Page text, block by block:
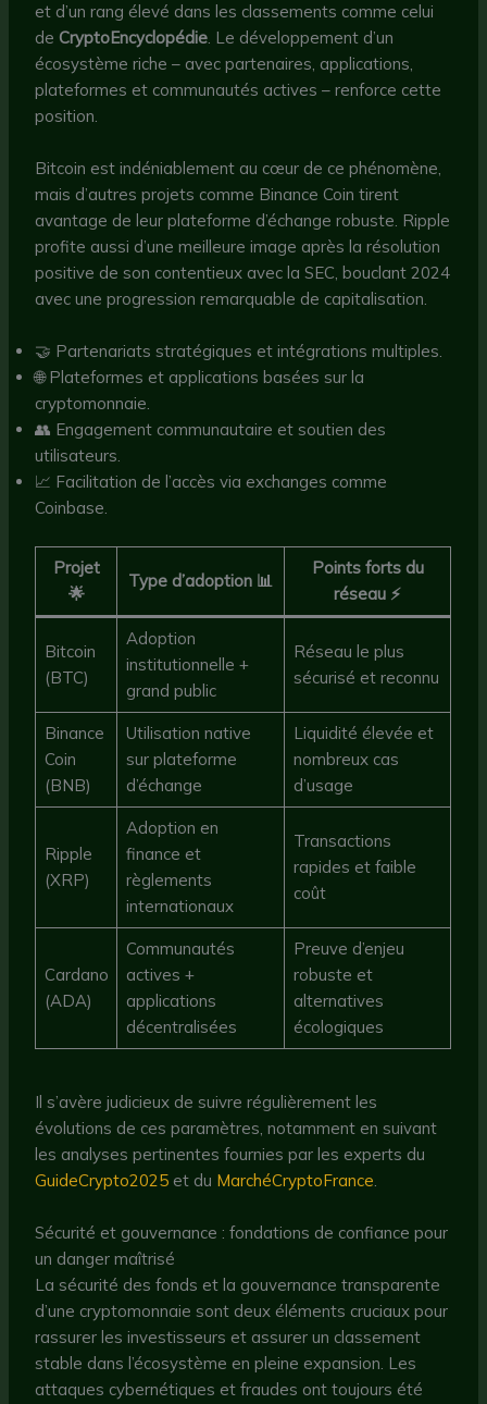
et d’un rang élevé dans les classements comme celui
de CryptoEncyclopédie. Le développement d’un
écosystème riche – avec partenaires, applications,
plateformes et communautés actives – renforce cette
position.
Bitcoin est indéniablement au cœur de ce phénomène,
mais d’autres projets comme Binance Coin tirent
avantage de leur plateforme d’échange robuste. Ripple
profite aussi d’une meilleure image après la résolution
positive de son contentieux avec la SEC, bouclant 2024
avec une progression remarquable de capitalisation.
🤝 Partenariats stratégiques et intégrations multiples.
🌐 Plateformes et applications basées sur la
cryptomonnaie.
👥 Engagement communautaire et soutien des
utilisateurs.
📈 Facilitation de l’accès via exchanges comme
Coinbase.
Projet
🌟
Type d’adoption 📊
Points forts du
réseau ⚡️
Bitcoin
(BTC)
Adoption
institutionnelle +
grand public
Réseau le plus
sécurisé et reconnu
Binance
Coin
(BNB)
Utilisation native
sur plateforme
d’échange
Liquidité élevée et
nombreux cas
d’usage
Ripple
(XRP)
Adoption en
finance et
règlements
internationaux
Transactions
rapides et faible
coût
Cardano
(ADA)
Communautés
actives +
applications
décentralisées
Preuve d’enjeu
robuste et
alternatives
écologiques
Il s’avère judicieux de suivre régulièrement les
évolutions de ces paramètres, notamment en suivant
les analyses pertinentes fournies par les experts du
GuideCrypto2025 et du MarchéCryptoFrance.
Sécurité et gouvernance : fondations de confiance pour
un danger maîtrisé
La sécurité des fonds et la gouvernance transparente
d’une cryptomonnaie sont deux éléments cruciaux pour
rassurer les investisseurs et assurer un classement
stable dans l’écosystème en pleine expansion. Les
attaques cybernétiques et fraudes ont toujours été